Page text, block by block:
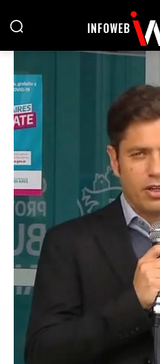
INFOWEB